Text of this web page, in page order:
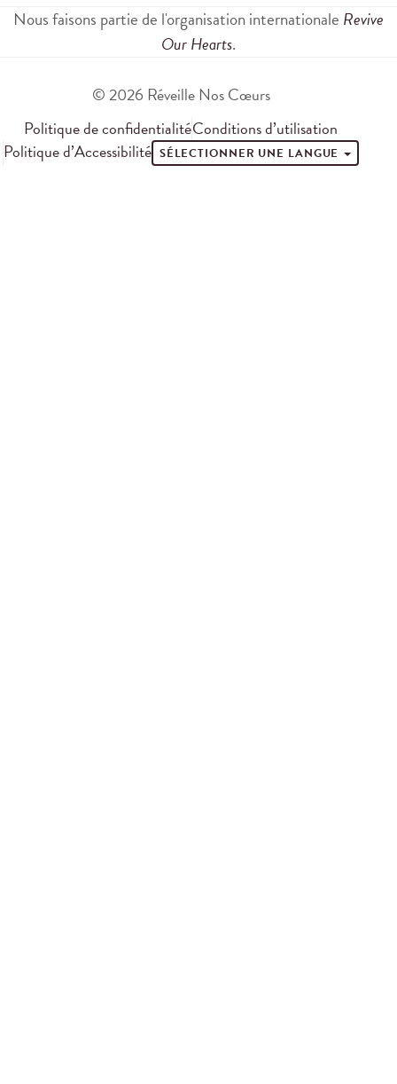
Nous faisons partie de l'organisation internationale Revive
Our Hearts.
© 2026 Réveille Nos Cœurs
Politique de confidentialitéConditions d’utilisation
Politique d’Accessibilité SÉLECTIONNER UNE LANGUE